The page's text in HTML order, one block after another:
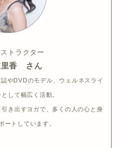
トラクター
里香 さん
やDVDのモデル、ウェルネスライ
して幅広く活動。
き出すヨガで、多くの人の心と身
ートしています。